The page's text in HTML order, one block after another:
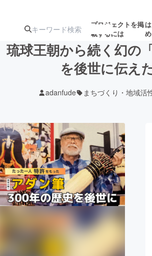
プロジェクトを掲
載するには
ターン
ジェクト
募集終
ロジェ
アート・写真
テクノロジー・ガジェット
映像・映画
ビジネス・起業
まちづくり・地域活性化
琉球王朝から続く幻の
を後世に伝え
adanfude まちづくり・地域活